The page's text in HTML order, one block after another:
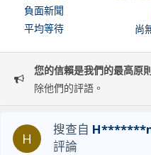
負面新聞
平均等待
尚
您的信賴是我們的最高原
除他們的評語。
H
搜查自
評論